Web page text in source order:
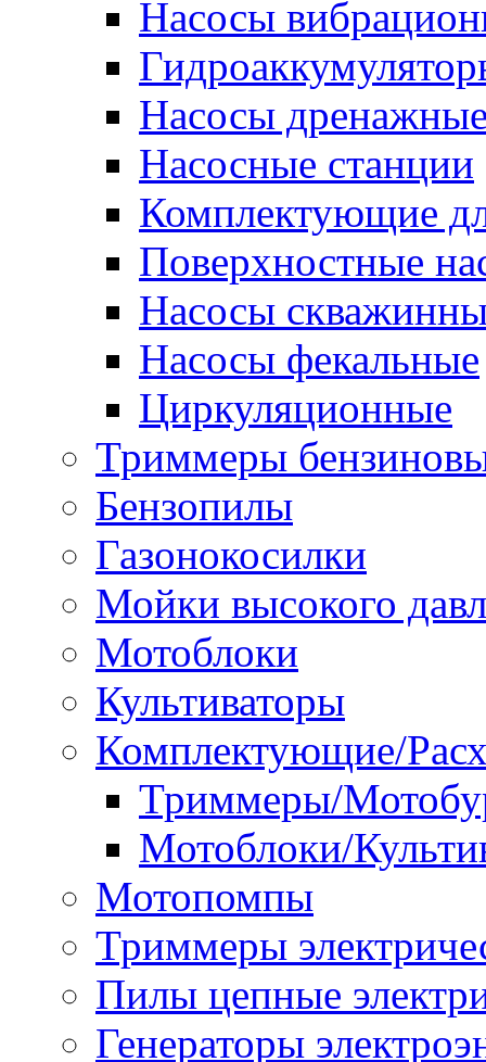
Насосы
Насосы
Насосные станции
Комплектующие
Поверхностные
Насосы
Насосы фекальные
Циркуляционные
Триммеры
Бензопилы
Газонокосилки
Мойки высокого
Мотоблоки
Культиваторы
Комплектующие/
Триммеры/
Мотоблоки/
Мотопомпы
Триммеры
Пилы цепные
Генераторы